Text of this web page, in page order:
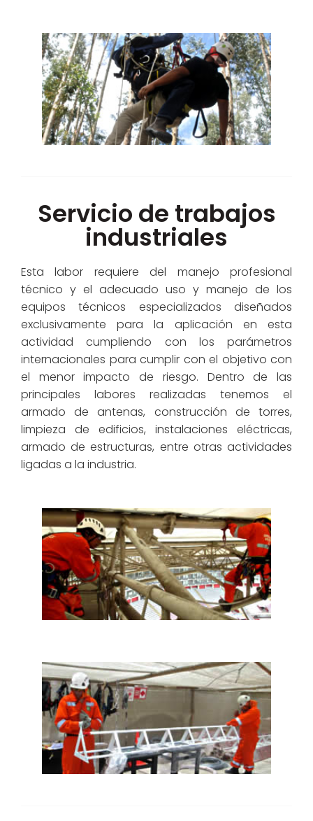
Servicio de trabajos
industriales
Esta labor requiere del manejo profesional
técnico y el adecuado uso y manejo de los
equipos técnicos especializados diseñados
exclusivamente para la aplicación en esta
actividad cumpliendo con los parámetros
internacionales para cumplir con el objetivo con
el menor impacto de riesgo. Dentro de las
principales labores realizadas tenemos el
armado de antenas, construcción de torres,
limpieza de edificios, instalaciones eléctricas,
armado de estructuras, entre otras actividades
ligadas a la industria.